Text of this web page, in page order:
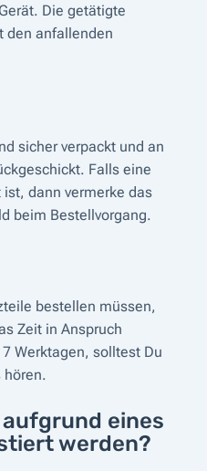
Die getätigte
den anfallenden
sicher verpackt und an
Falls eine
dann vermerke das
beim Bestellvorgang.
bestellen müssen,
Zeit in Anspruch
Werktagen, solltest Du
hören.
eines
werden?